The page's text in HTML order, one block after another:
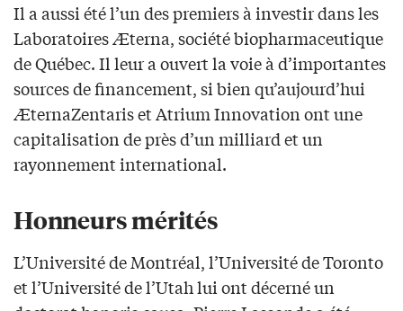
Il a aussi été l’un des premiers à investir dans les
Laboratoires Æterna, société biopharmaceutique
de Québec. Il leur a ouvert la voie à d’importantes
sources de financement, si bien qu’aujourd’hui
ÆternaZentaris et Atrium Innovation ont une
capitalisation de près d’un milliard et un
rayonnement international.
Honneurs mérités
L’Université de Montréal, l’Université de Toronto
et l’Université de l’Utah lui ont décerné un